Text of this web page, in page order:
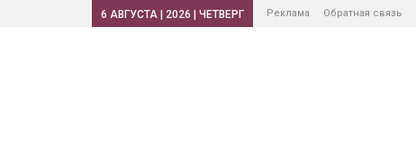
6 АВГУСТА | 2026 | ЧЕТВЕРГ Реклама Обратная связь